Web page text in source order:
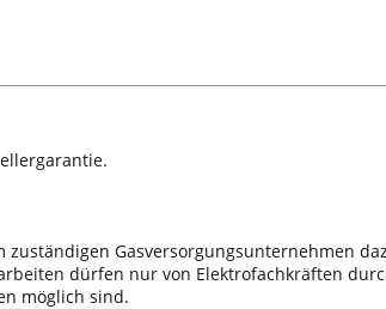
Gasversorgungsunternehmen
dürfen nur von Elektrofachkräften
möglich sind.